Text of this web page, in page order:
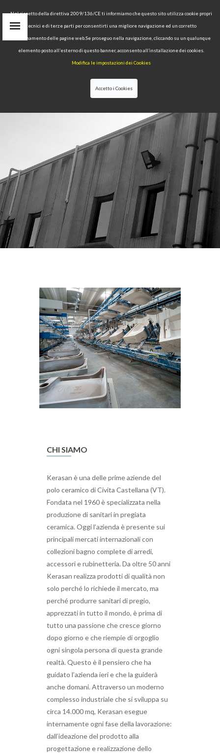
Area Riservata
IT
CHI SIAMO
Kerasan è una delle prime aziende del
polo ceramico di Civita Castellana (VT).
Fondata nel 1960 è specializzata nella
produzione di sanitari in pregiata
ceramica. Oggi l’azienda è presente sui
principali mercati internazionali con
collezioni bagno complete di arredi,
accessori e rubinetteria. Da oltre 50 anni
Kerasan realizza prodotti di qualità non
solo perché lo richiede il mercato, ma
perché produrre sanitari di pregio,
apprezzati in tutto il mondo, è prima di
tutto una passione che cresce giorno
dopo giorno e che riempie di orgoglio
ogni singola persona di questa grande
realtà. Questo è il pensiero che ha
guidato l’azienda ieri e che la guiderà
anche domani. Attraverso un moderno
complesso industriale che si sviluppa su
circa 14.000 mq, Kerasan esegue
internamente ogni fase della lavorazione:
dall’ideazione del prodotto alla
progettazione e realizzazione dello
Nel rispetto della direttiva 2009/136/CE ti informiamo che questo sito utilizza cookie propri
tecnici e di terze parti per consentirti una migliore navigazione ed un corretto
funzionamento delle pagine web.Se proseguo nella navigazione, cliccando su un qualunque
elemento posto all’esterno di questo banner, acconsento all’installazione dei cookies.
Modifica le impostazioni dei Cookies
Accetto i Cookies